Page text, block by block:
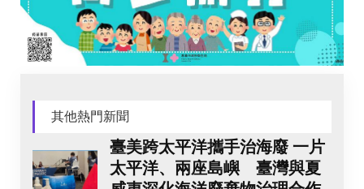
其他熱門新聞
臺美跨太平洋攜手治海廢 一片
太平洋、兩座島嶼 臺灣與夏